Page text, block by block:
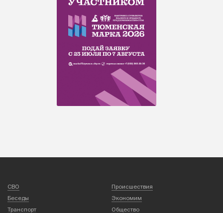
СВО
Происшествия
Беседы
Экономим
Транспорт
Общество